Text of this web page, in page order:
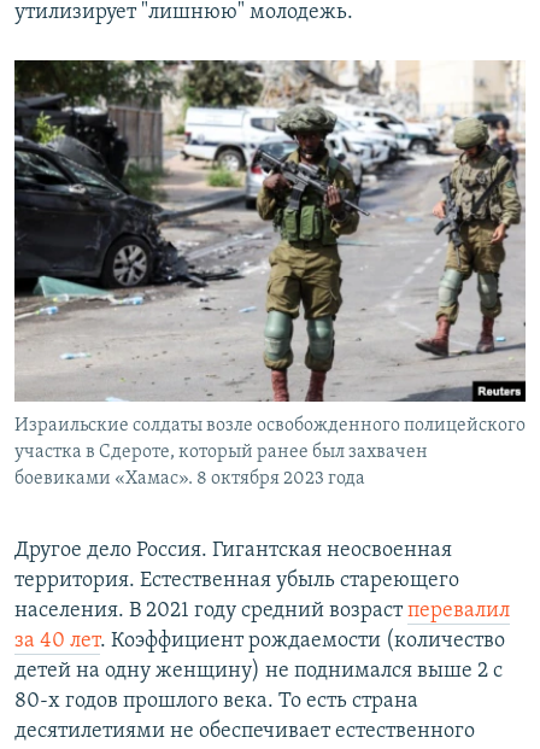
утилизирует "лишнюю" молодежь.
Израильские солдаты возле освобожденного полицейского
участка в Сдероте, который ранее был захвачен
боевиками «Хамас». 8 октября 2023 года
Другое дело Россия. Гигантская неосвоенная
территория. Естественная убыль стареющего
населения. В 2021 году средний возрастперевалил
за 40 лет. Коэффициент рождаемости (количество
детей на одну женщину) не поднимался выше 2 с
80-х годов прошлого века. То есть страна
десятилетиями не обеспечивает естественного